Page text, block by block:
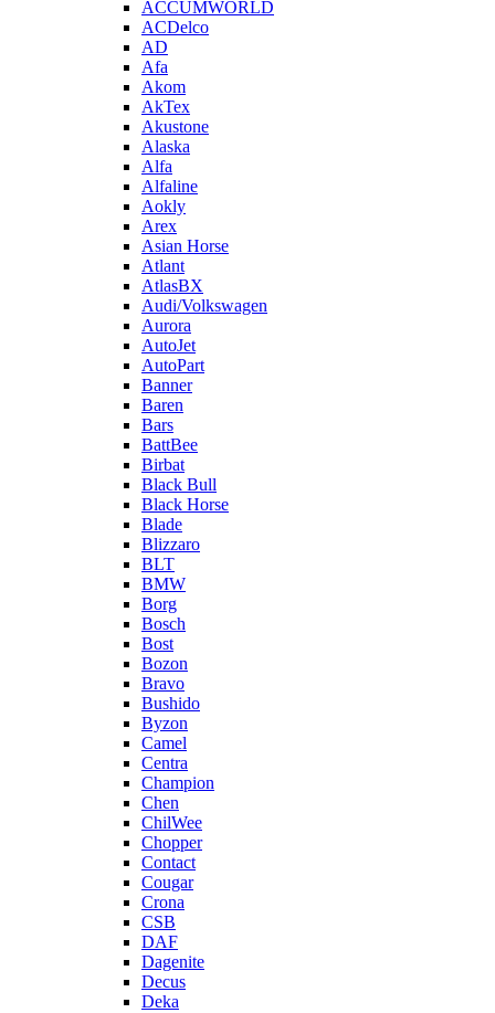
ACCUMWORLD
ACDelco
AD
Afa
Akom
AkTex
Akustone
Alaska
Alfa
Alfaline
Aokly
Arex
Asian Horse
Atlant
AtlasBX
Audi/Volkswagen
Aurora
AutoJet
AutoPart
Banner
Baren
Bars
BattBee
Birbat
Black Bull
Black Horse
Blade
Blizzaro
BLT
BMW
Borg
Bosch
Bost
Bozon
Bravo
Bushido
Byzon
Camel
Centra
Champion
Chen
ChilWee
Chopper
Contact
Cougar
Crona
CSB
DAF
Dagenite
Decus
Deka